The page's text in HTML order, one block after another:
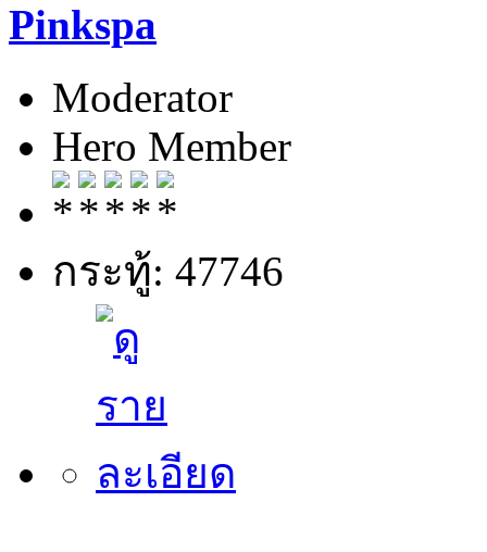
Pinkspa
Moderator
Hero Member
กระทู้: 47746